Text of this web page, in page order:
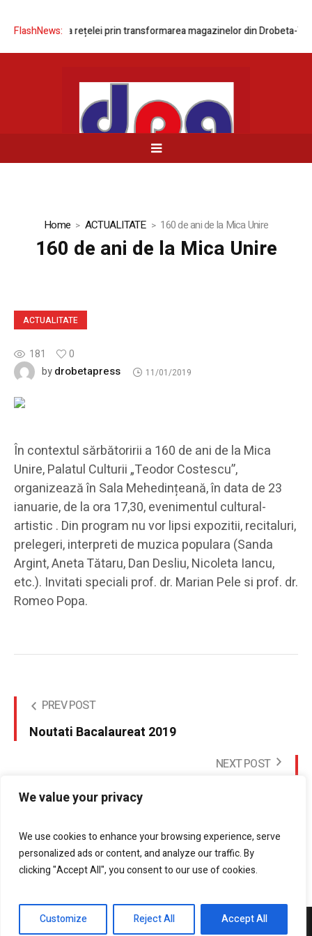
We value your privacy
We use cookies to enhance your browsing experience, serve
personalized ads or content, and analyze our traffic. By
clicking "Accept All", you consent to our use of cookies.
Customize Reject All Accept All
FlashNews:
modernizarea rețelei prin transformarea magazinelor din Drobeta-
Home ACTUALITATE 160 de ani de la Mica Unire
160 de ani de la Mica Unire
ACTUALITATE
181
0
bydrobetapress 11/01/2019
În contextul sărbătoririi a 160 de ani de la Mica
Unire, Palatul Culturii „Teodor Costescu”,
organizează în Sala Mehedințeană, în data de 23
ianuarie, de la ora 17,30, evenimentul cultural-
artistic . Din program nu vor lipsi expozitii, recitaluri,
prelegeri, interpreti de muzica populara (Sanda
Argint, Aneta Tătaru, Dan Desliu, Nicoleta Iancu,
etc.). Invitati speciali prof. dr. Marian Pele si prof. dr.
Romeo Popa.
PREV POST
Noutati Bacalaureat 2019
NEXT POST
Palmaresul elevilor români la Olimpiada
Internaţională de Ştiinţe pentru Juniori 2018
DrobetaPress.ro © 2021 / All Rights Reserved